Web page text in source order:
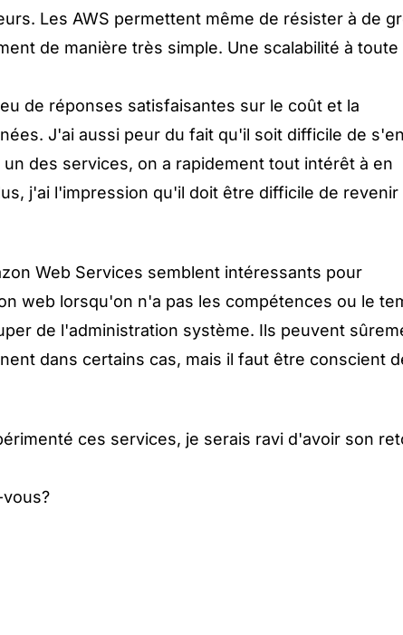
Les AWS permettent même de résister à de
de manière très simple. Une scalabilité à toute
de réponses satisfaisantes sur le coût et la
J'ai aussi peur du fait qu'il soit difficile de s'en
des services, on a rapidement tout intérêt à en
j'ai l'impression qu'il doit être difficile de revenir
Web Services semblent intéressants pour
web lorsqu'on n'a pas les compétences ou le
de l'administration système. Ils peuvent
dans certains cas, mais il faut être conscient
ces services, je serais ravi d'avoir son